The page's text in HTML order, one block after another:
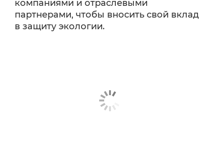
компаниями и отраслевыми
партнерами, чтобы вносить свой вклад
в защиту экологии.